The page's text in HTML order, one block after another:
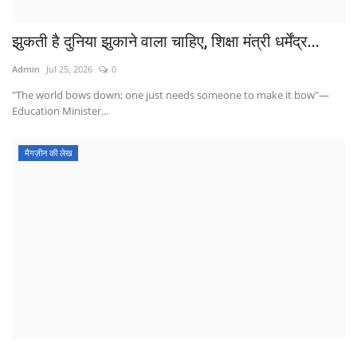
झुकती है दुनिया झुकाने वाला चाहिए, शिक्षा मंत्री धर्मेंद्र...
Admin Jul 25, 2026 0
"The world bows down; one just needs someone to make it bow"—
Education Minister...
मैगज़ीन की लेख